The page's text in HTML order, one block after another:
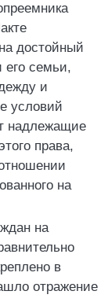
достойный
его семьи,
и
условий
надлежащие
права,
на
на
в
отражение